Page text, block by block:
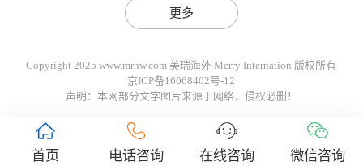
更多
Copyright 2025 www.mrhw.com 美瑞海外 Merry Internation 版权所有
京ICP备16068402号-12
声明：本网部分文字图片来源于网络，侵权必删！
首页 电话咨询 在线咨询 微信咨询